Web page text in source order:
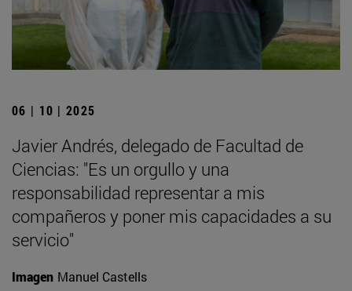
06 | 10 | 2025
Javier Andrés, delegado de Facultad de
Ciencias: "Es un orgullo y una
responsabilidad representar a mis
compañeros y poner mis capacidades a su
servicio"
Imagen Manuel Castells